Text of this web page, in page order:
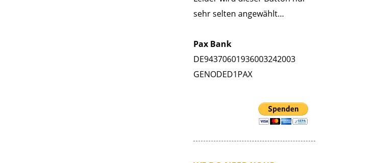
sehr selten angewählt…
Pax Bank
DE94370601936003242003
GENODED1PAX